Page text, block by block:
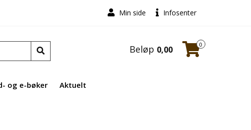
Min side Infosenter
Beløp 0,00 0
og e-bøker Aktuelt